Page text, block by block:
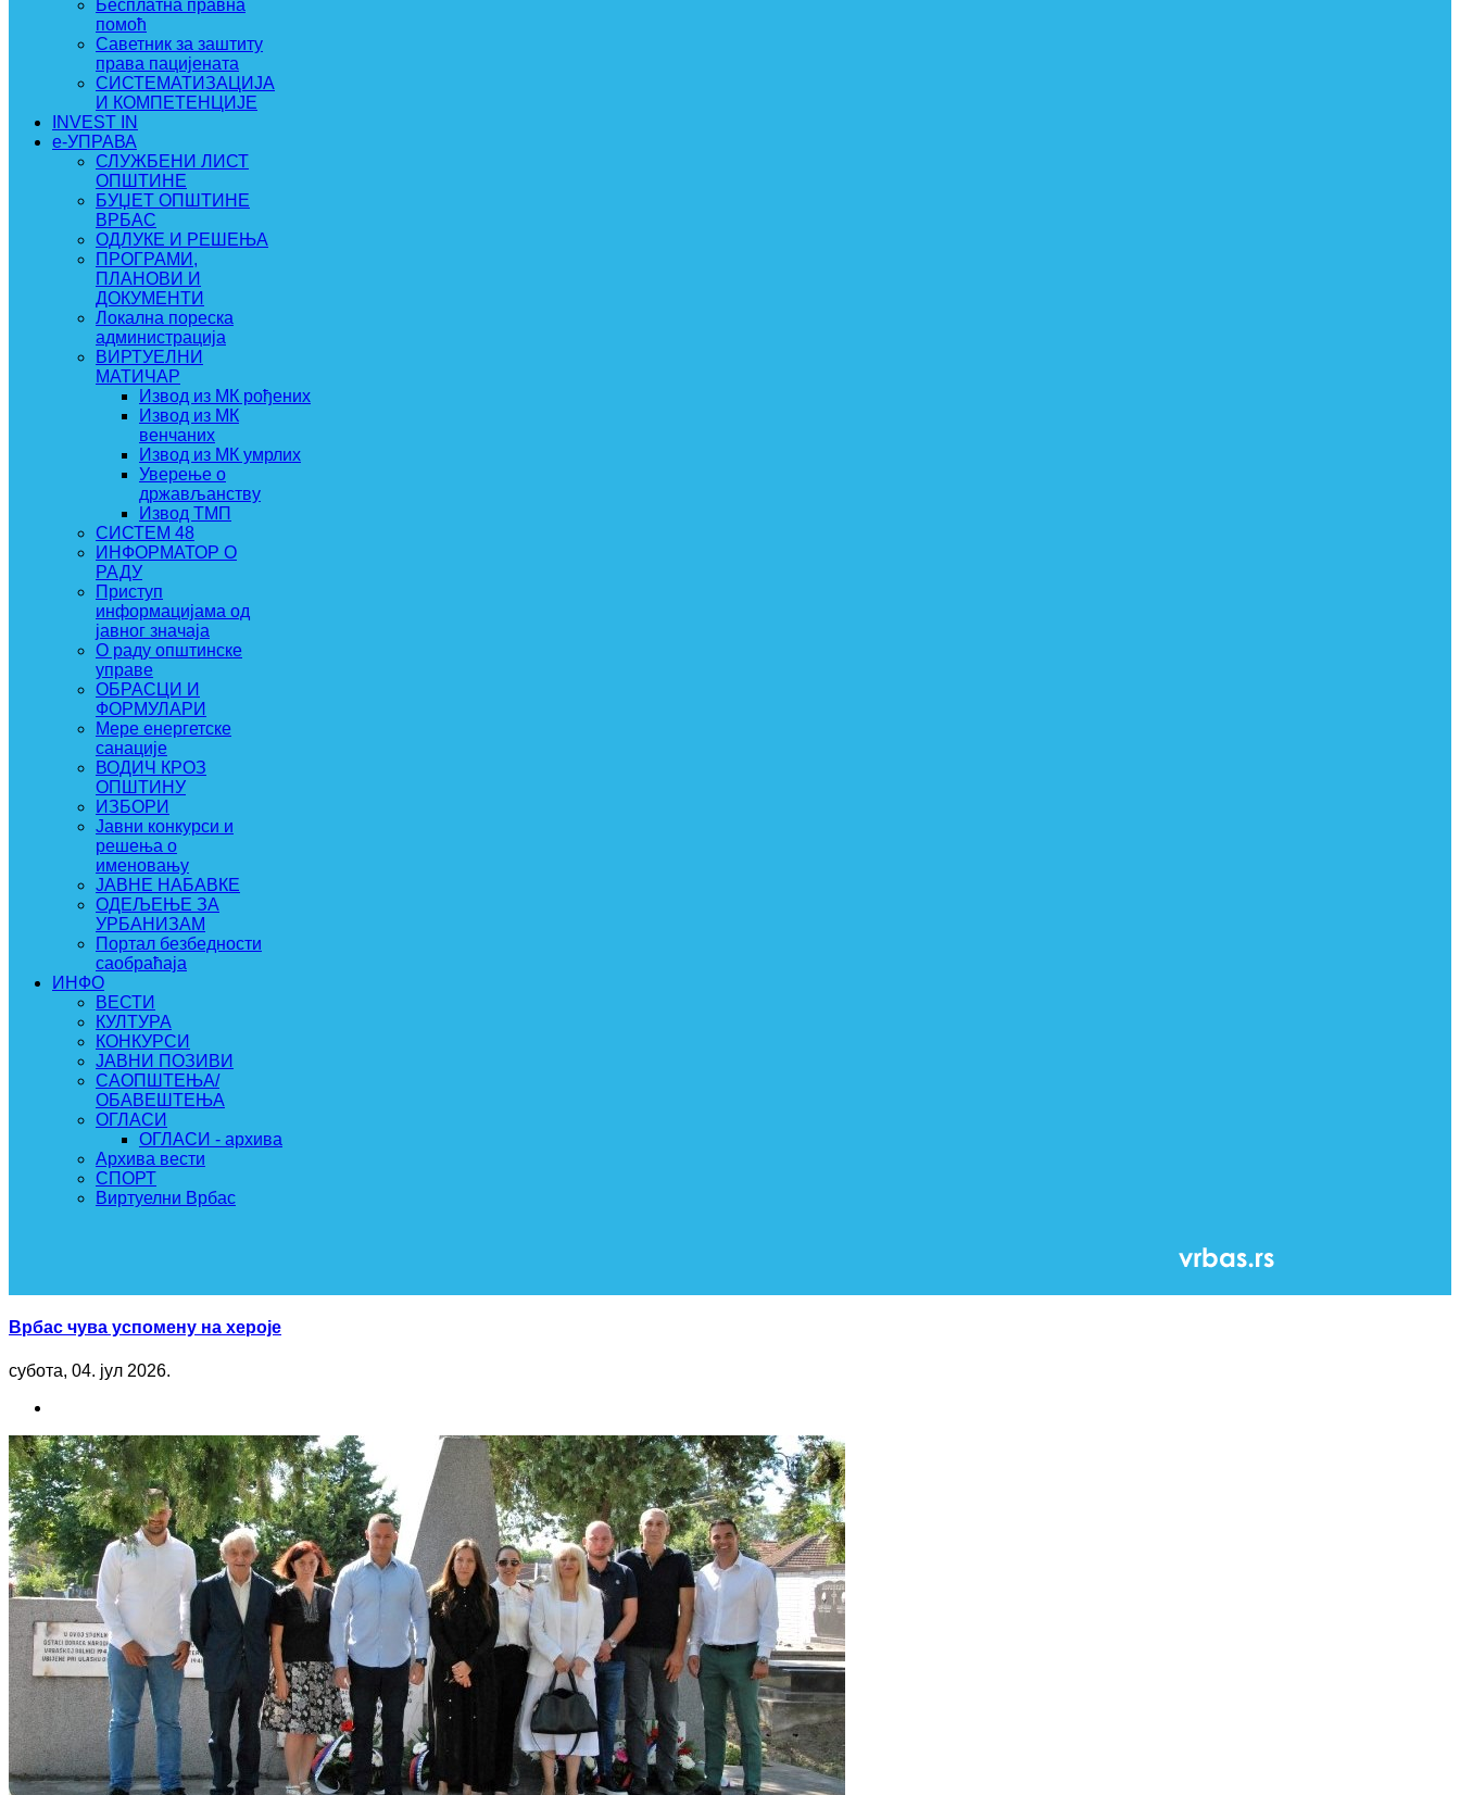
Бесплатна правна
помоћ
Саветник за заштиту
права пацијената
СИСТЕМАТИЗАЦИЈА
И КОМПЕТЕНЦИЈЕ
INVEST IN
e-УПРАВА
СЛУЖБЕНИ ЛИСТ
ОПШТИНЕ
БУЏЕТ ОПШТИНЕ
ВРБАС
ОДЛУКЕ И РЕШЕЊА
ПРОГРАМИ,
ПЛАНОВИ И
ДОКУМЕНТИ
Локална пореска
администрација
ВИРТУЕЛНИ
МАТИЧАР
Извод из МК рођених
Извод из МК
венчаних
Извод из МК умрлих
Уверење о
држављанству
Извод ТМП
СИСТЕМ 48
ИНФОРМАТОР О
РАДУ
Приступ
информацијама од
јавног значаја
О раду општинске
управе
ОБРАСЦИ И
ФОРМУЛАРИ
Мере енергетске
санације
ВОДИЧ КРОЗ
ОПШТИНУ
ИЗБОРИ
Јавни конкурси и
решења о
именовању
ЈАВНЕ НАБАВКЕ
ОДЕЉЕЊЕ ЗА
УРБАНИЗАМ
Портал безбедности
саобраћаја
ИНФО
ВЕСТИ
КУЛТУРА
КОНКУРСИ
ЈАВНИ ПОЗИВИ
САОПШТЕЊА/
ОБАВЕШТЕЊА
ОГЛАСИ
ОГЛАСИ - архива
Архива вести
СПОРТ
Виртуелни Врбас
Врбас чува успомену на хероје
субота, 04. јул 2026.